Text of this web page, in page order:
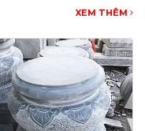
XEM THÊM